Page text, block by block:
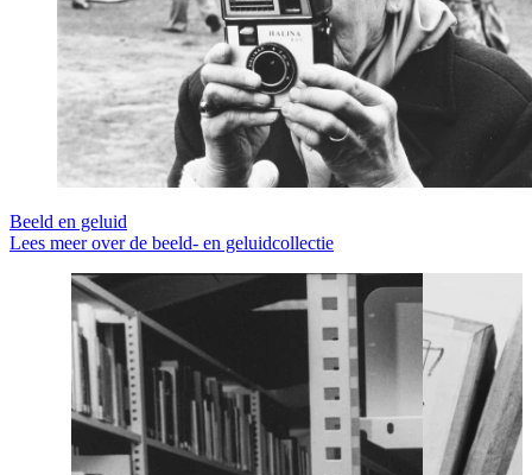
Beeld en geluid
Lees meer over de beeld- en geluidcollectie